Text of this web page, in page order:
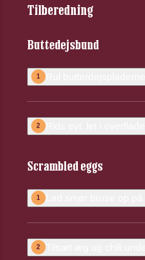
Tilberedning
Buttedejsbund
1 Rul
2 Rids evt. let i
Scrambled eggs
1 Lad smør bruse op
2 Tilsæt æg og chili